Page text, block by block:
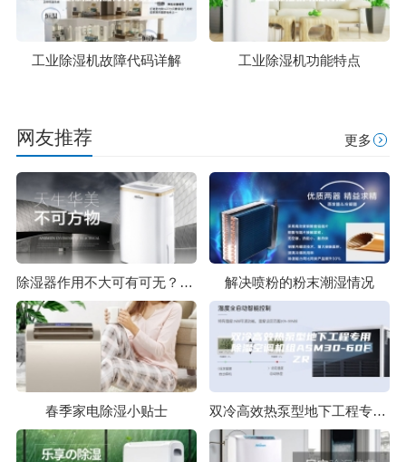
工业除湿机故障代码详解 工业除湿机功能特点
网友推荐 更多
除湿器作用不大可有可无？事实却被打脸！ 解决喷粉的粉末潮湿情况
春季家电除湿小贴士 双冷高效热泵型地下工程专用除湿空调机组ASM30-60FZR